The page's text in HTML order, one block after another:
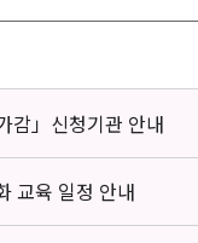
감」신청기관 안내
교육 일정 안내